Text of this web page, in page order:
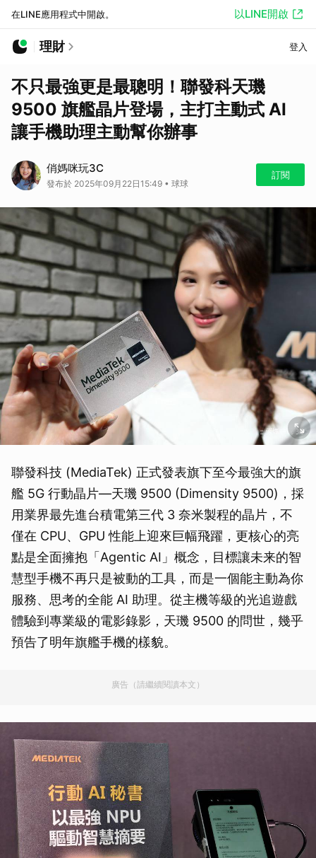
在LINE應用程式中開啟。 以LINE開啟
理財 登入
不只最強更是最聰明！聯發科天璣
9500 旗艦晶片登場，主打主動式 AI
讓手機助理主動幫你辦事
俏媽咪玩3C
發布於 2025年09月22日15:49 • 球球
訂閱
聯發科技 (MediaTek) 正式發表旗下至今最強大的旗
艦 5G 行動晶片—天璣 9500 (Dimensity 9500)，採
用業界最先進台積電第三代 3 奈米製程的晶片，不
僅在 CPU、GPU 性能上迎來巨幅飛躍，更核心的亮
點是全面擁抱「Agentic AI」概念，目標讓未来的智
慧型手機不再只是被動的工具，而是一個能主動為你
服務、思考的全能 AI 助理。從主機等級的光追遊戲
體驗到專業級的電影錄影，天璣 9500 的問世，幾乎
預告了明年旗艦手機的樣貌。
廣告（請繼續閱讀本文）